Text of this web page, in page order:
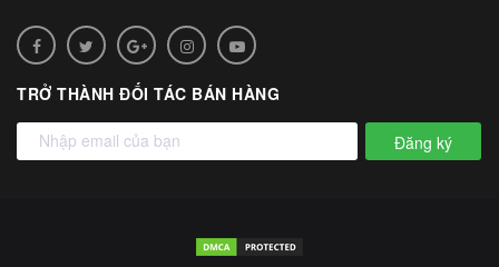
TRỞ THÀNH ĐỐI TÁC BÁN HÀNG
Đăng ký